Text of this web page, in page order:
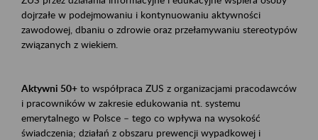
dojrzałe w podejmowaniu i kontynuowaniu aktywności
zawodowej, dbaniu o zdrowie oraz przełamywaniu stereotypów
związanych z wiekiem.
Aktywni 50+ to współpraca ZUS z organizacjami pracodawców
i pracowników w zakresie edukowania nt. systemu
emerytalnego w Polsce – tego co wpływa na wysokość
świadczenia; działań z obszaru prewencji wypadkowej i